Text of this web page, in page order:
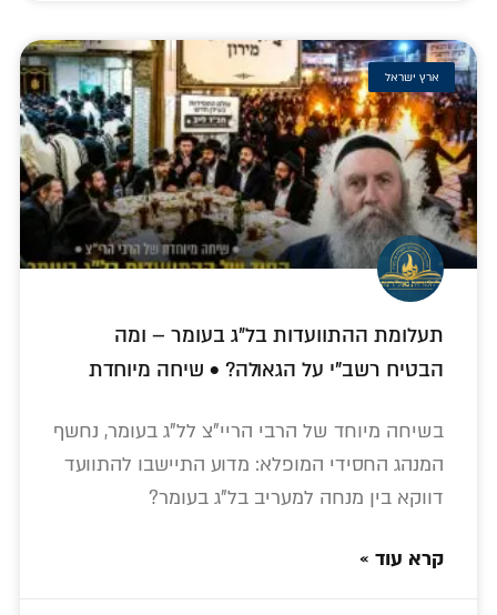
ארץ ישראל
תעלומת ההתוועדות בל״ג בעומר – ומה
הבטיח רשב"י על הגאולה? • שיחה מיוחדת
בשיחה מיוחד של הרבי הריי"צ לל"ג בעומר, נחשף
המנהג החסידי המופלא: מדוע התיישבו להתוועד
דווקא בין מנחה למעריב בל"ג בעומר?
קרא עוד »